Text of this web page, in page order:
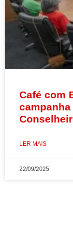
Café com
LER MAIS
22/09/2025